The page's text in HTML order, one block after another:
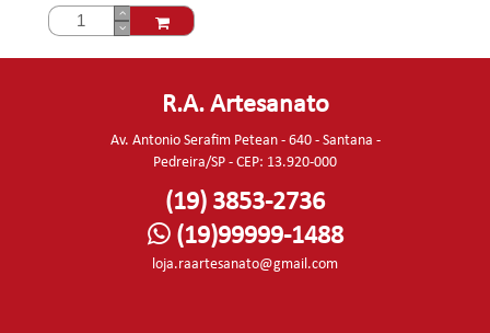
R.A. Artesanato
Av. Antonio Serafim Petean - 640 - Santana -
Pedreira/SP - CEP: 13.920-000
(19) 3853-2736
(19)99999-1488
loja.raartesanato@gmail.com